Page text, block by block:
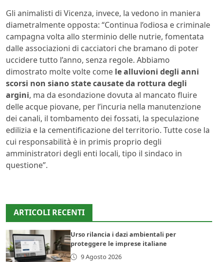
Gli animalisti di Vicenza, invece, la vedono in maniera
diametralmente opposta: “Continua l’odiosa e criminale
campagna volta allo sterminio delle nutrie, fomentata
dalle associazioni di cacciatori che bramano di poter
uccidere tutto l’anno, senza regole. Abbiamo
dimostrato molte volte come le alluvioni degli anni
scorsi non siano state causate da rottura degli
argini, ma da esondazione dovuta al mancato fluire
delle acque piovane, per l’incuria nella manutenzione
dei canali, il tombamento dei fossati, la speculazione
edilizia e la cementificazione del territorio. Tutte cose la
cui responsabilità è in primis proprio degli
amministratori degli enti locali, tipo il sindaco in
questione”.
ARTICOLI RECENTI
Urso rilancia i dazi ambientali per
proteggere le imprese italiane
9 Agosto 2026